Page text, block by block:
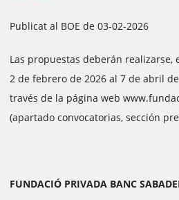
Publicat al BOE de 03-02-2026
Las propuestas deberán realizarse,
2 de febrero de 2026 al 7 de abril
través de la página web
(apartado convocatorias, sección
FUNDACIÓ PRIVADA BANC